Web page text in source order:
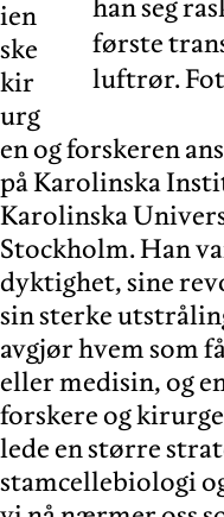
han seg
første
luftrør.
ien
ske
kir
urg
en og forskeren
på Karolinska
Karolinska
Stockholm. Han
dyktighet, sine
sin sterke
avgjør hvem som
eller medisin, og
forskere og
lede en større
stamcellebiologi